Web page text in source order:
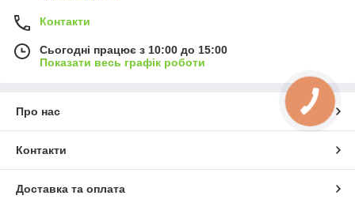
Контакти
Сьогодні працює з 10:00 до 15:00
Показати весь графік роботи
Про нас
Контакти
Доставка та оплата